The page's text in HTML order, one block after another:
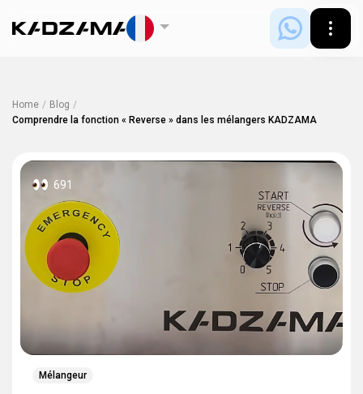
Home / Blog /
Comprendre la fonction « Reverse » dans les mélangers KADZAMA
691
Mélangeur